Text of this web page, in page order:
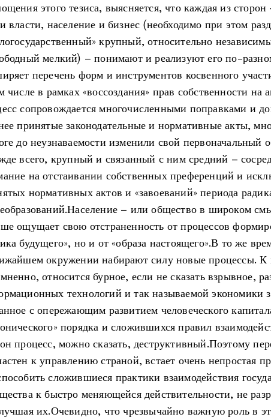
этого тезиса, выясняется, что каждая из
власти, население и бизнес (необходимо при этом
крупный, относительно
мелкий) – понимают и реализуют его по-
перечень форм и инструментов косвенного
числе в рамках «воссоздания» прав собственности на
сопровождается многочисленными поправками и
принятые законодательные и нормативные акты,
до неузнаваемости изменили свой первоначальный
всего, крупный и связанный с ним средний –
на отстаивании собственных преференций и
нормативных актов и «завоеваний» периода
– или общество в широком
ощущает свою отстраненность от процессов
будущего», но и от «образа настоящего».В то же
окружении набирают силу новые процессы. К
относится бурное, если не сказать взрывное,
технологий и так называемой экономики
с опережающим развитием человеческого
порядка и сложившихся правил
процесс, можно сказать, деструктивный.Поэтому
к управлению страной, встает очень непростая
сложившиеся практики взаимодействия
к быстро меняющейся действительности, не
их.Очевидно, что чрезвычайно важную роль в